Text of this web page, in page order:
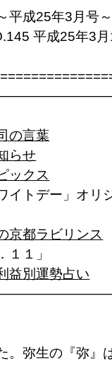
月号
年3月
の言葉
らせ
ックス
」オリジ
ツ
京都ラビリンス
」
益別運勢占い
。弥生の『弥』